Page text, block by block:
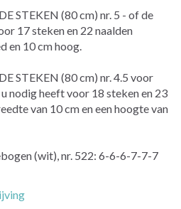
STEKEN (80 cm) nr. 5 - of de
17 steken en 22 naalden
en 10 cm hoog.
STEKEN (80 cm) nr. 4.5 voor
nodig heeft voor 18 steken en 23
van 10 cm en een hoogte van
(wit), nr. 522: 6-6-6-7-7-7